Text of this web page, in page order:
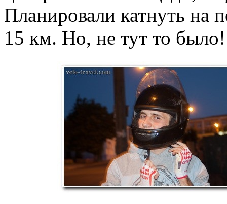
Планировали катнуть на
15 км. Но, не тут то было!